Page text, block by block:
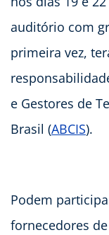
auditório com
primeira vez,
e Gestores de
Brasil (ABCIS).
Podem
fornecedores